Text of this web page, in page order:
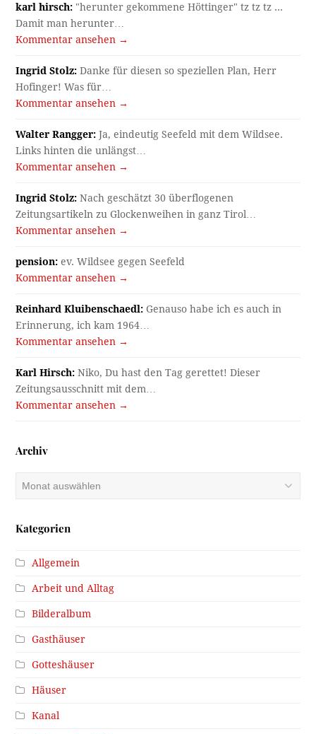
karl hirsch: "herunter gekommene Höttinger" tz tz tz ...
Damit man herunter…
Kommentar ansehen →
Ingrid Stolz: Danke für diesen so speziellen Plan, Herr
Hofinger! Was für…
Kommentar ansehen →
Walter Rangger: Ja, eindeutig Seefeld mit dem Wildsee.
Links hinten die unlängst…
Kommentar ansehen →
Ingrid Stolz: Nach geschätzt 30 überflogenen
Zeitungsartikeln zu Glockenweihen in ganz Tirol…
Kommentar ansehen →
pension: ev. Wildsee gegen Seefeld
Kommentar ansehen →
Reinhard Kluibenschaedl: Genauso habe ich es auch in
Erinnerung, ich kam 1964…
Kommentar ansehen →
Karl Hirsch: Niko, Du hast den Tag gerettet! Dieser
Zeitungsausschnitt mit dem…
Kommentar ansehen →
Archiv
Kategorien
Allgemein
Arbeit und Alltag
Bilderalbum
Gasthäuser
Gotteshäuser
Häuser
Kanal